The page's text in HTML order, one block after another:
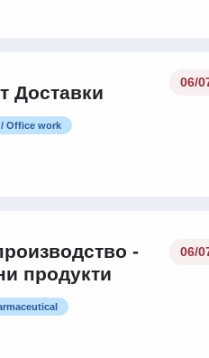
Доставки
06/
Office work
-
продукти
06/